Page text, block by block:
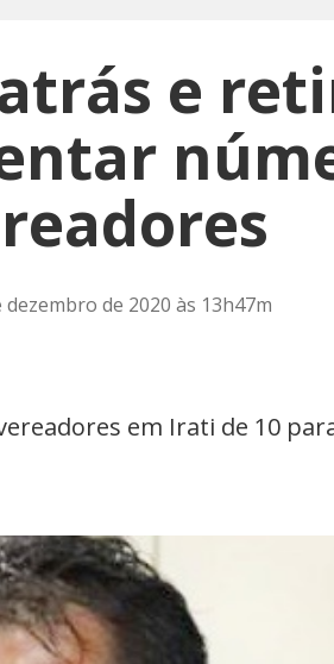
e
dezembro de 2020 às 13h47m
em Irati de 10